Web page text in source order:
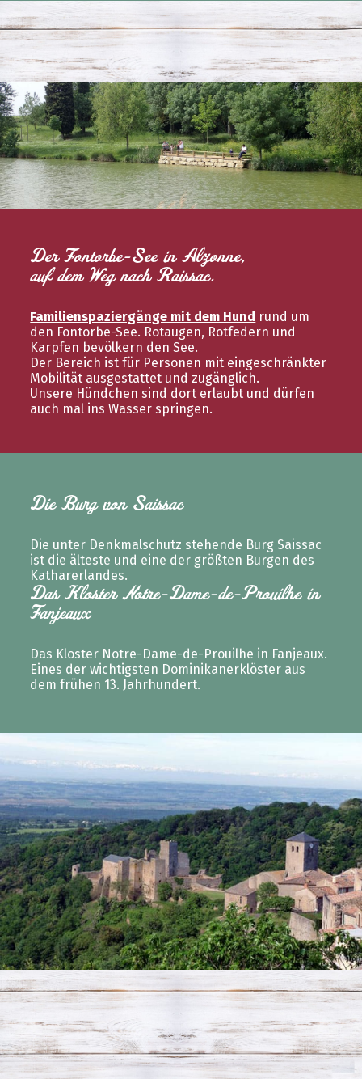
Der Fontorbe-See in Alzonne,
auf dem Weg nach Raissac.
Familienspaziergänge mit dem Hund rund um
den Fontorbe-See. Rotaugen, Rotfedern und
Karpfen bevölkern den See.
Der Bereich ist für Personen mit eingeschränkter
Mobilität ausgestattet und zugänglich.
Unsere Hündchen sind dort erlaubt und dürfen
auch mal ins Wasser springen.
Die Burg von Saissac
Die unter Denkmalschutz stehende Burg Saissac
ist die älteste und eine der größten Burgen des
Katharerlandes.
Das Kloster Notre-Dame-de-Prouilhe in
Fanjeaux
Das Kloster Notre-Dame-de-Prouilhe in Fanjeaux.
Eines der wichtigsten Dominikanerklöster aus
dem frühen 13. Jahrhundert.